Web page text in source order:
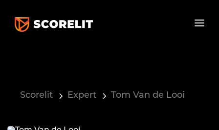
Scorelit Expert Tom Van de Looi